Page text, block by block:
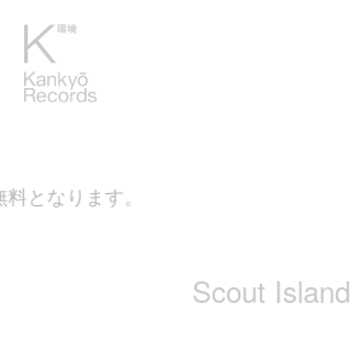
となります。
Scout Island